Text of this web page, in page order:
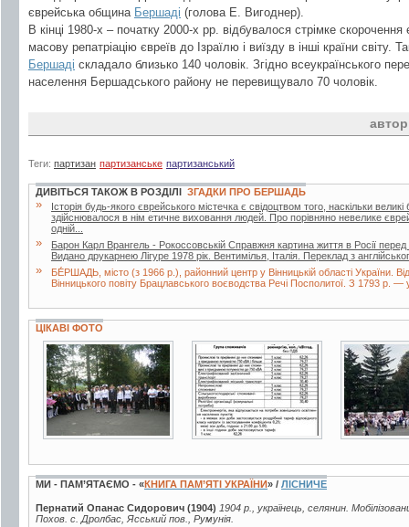
єврейська община Бершаді (голова Е. Вигоднер).
В кінці 1980-х – початку 2000-х рр. відбувалося стрімке
масову репатріацію євреїв до Ізраїлю і виїзду в інші країни світу.
Бершаді складало близько 140 чоловік. Згідно всеукраїнського
населення Бершадського району не перевищувало 70 чоловік.
Теги: партизан партизанське партизанський
ДИВІТЬСЯ ТАКОЖ В РОЗДІЛІ ЗГАДКИ ПРО БЕРШАДЬ
»
Історія будь-якого єврейського містечка є свідоцтвом того, наскільки великі
здійснювалося в нім етичне виховання людей. Про порівняно невелике
одній...
»
Барон Карл Врангель - Рокоссовській Справжня картина життя в Росії
Видано друкарнею Лігуре 1978 рік. Вентимілья, Італія. Переклад з
»
БЕ́РШАДЬ, місто (з 1966 р.), районний центр у Вінницькій області України.
Вінницького повіту Брацлавського воєводства Речі Посполитої. З 1793 р. — у
ЦІКАВІ ФОТО
27 фото 2 фото 19 фото
МИ - ПАМ’ЯТАЄМО - «КНИГА ПАМ’ЯТІ УКРАЇНИ» / ЛІСНИЧЕ
Пернатий Опанас Сидорович (1904) 1904 р., українець, селянин.
Похов. с. Дролбас, Ясський пов., Румунія.